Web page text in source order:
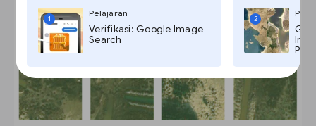
1
Pelajaran
Verifikasi: Google Image
Search
2
Pro,